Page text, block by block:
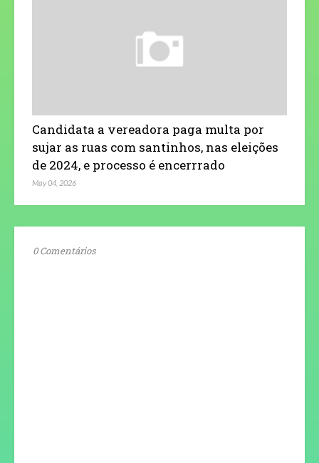
Candidata a vereadora paga multa por
sujar as ruas com santinhos, nas eleições
de 2024, e processo é encerrrado
May 04, 2026
0 Comentários